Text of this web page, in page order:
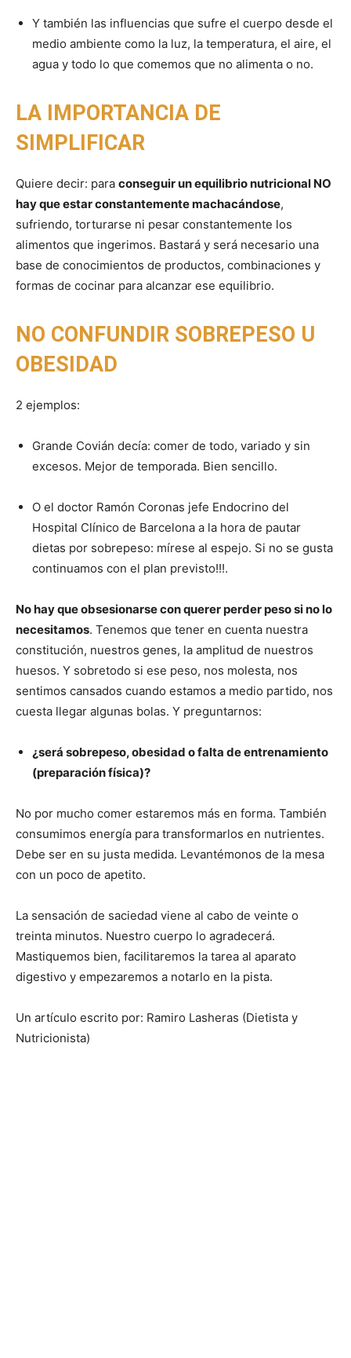
Y también las influencias que sufre el cuerpo desde el
medio ambiente como la luz, la temperatura, el aire, el
agua y todo lo que comemos que no alimenta o no.
LA IMPORTANCIA DE
SIMPLIFICAR
Quiere decir: para conseguir un equilibrio nutricional NO
hay que estar constantemente machacándose,
sufriendo, torturarse ni pesar constantemente los
alimentos que ingerimos. Bastará y será necesario una
base de conocimientos de productos, combinaciones y
formas de cocinar para alcanzar ese equilibrio.
NO CONFUNDIR SOBREPESO U
OBESIDAD
2 ejemplos:
Grande Covián decía: comer de todo, variado y sin
excesos. Mejor de temporada. Bien sencillo.
O el doctor Ramón Coronas jefe Endocrino del
Hospital Clínico de Barcelona a la hora de pautar
dietas por sobrepeso: mírese al espejo. Si no se gusta
continuamos con el plan previsto!!!.
No hay que obsesionarse con querer perder peso si no lo
necesitamos. Tenemos que tener en cuenta nuestra
constitución, nuestros genes, la amplitud de nuestros
huesos. Y sobretodo si ese peso, nos molesta, nos
sentimos cansados cuando estamos a medio partido, nos
cuesta llegar algunas bolas. Y preguntarnos:
¿será sobrepeso, obesidad o falta de entrenamiento
(preparación física)?
No por mucho comer estaremos más en forma. También
consumimos energía para transformarlos en nutrientes.
Debe ser en su justa medida. Levantémonos de la mesa
con un poco de apetito.
La sensación de saciedad viene al cabo de veinte o
treinta minutos. Nuestro cuerpo lo agradecerá.
Mastiquemos bien, facilitaremos la tarea al aparato
digestivo y empezaremos a notarlo en la pista.
Un artículo escrito por: Ramiro Lasheras (Dietista y
Nutricionista)